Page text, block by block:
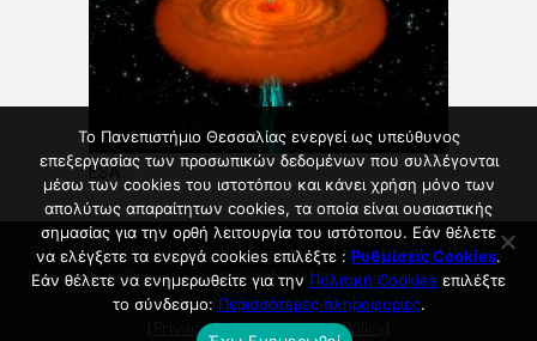
ESA
© Copyright 2021 | All Rights Reserved - Department of Physics,
University of Thessaly, (+30)2231060139, e-mail : g-phys@uth.gr,
facebook: tmimafysikis |
Privacy Policy] - [Cookies Policy
Το Πανεπιστήμιο Θεσσαλίας ενεργεί ως υπεύθυνος
επεξεργασίας των προσωπικών δεδομένων που συλλέγονται
μέσω των cookies του ιστοτόπου και κάνει χρήση μόνο των
απολύτως απαραίτητων cookies, τα οποία είναι ουσιαστικής
σημασίας για την ορθή λειτουργία του ιστότοπου. Εάν θέλετε
να ελέγξετε τα ενεργά cookies επιλέξτε : Ρυθμίσεις Cookies.
Εάν θέλετε να ενημερωθείτε για την Πολιτική Cookies επιλέξτε
το σύνδεσμο: Περισσότερες πληροφορίες.